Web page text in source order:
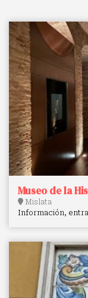
Museo de la
Mislata
Información,